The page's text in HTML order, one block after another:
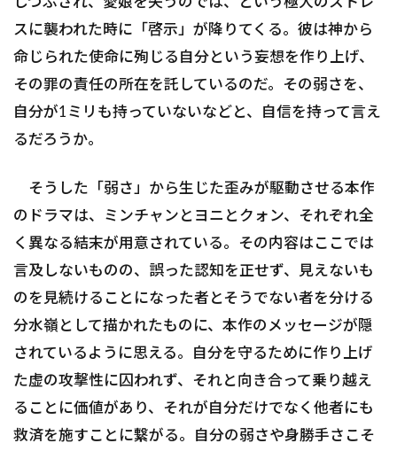
スに襲われた時に「啓示」が降りてくる。彼は神から
命じられた使命に殉じる自分という妄想を作り上げ、
その罪の責任の所在を託しているのだ。その弱さを、
自分が1ミリも持っていないなどと、自信を持って言え
るだろうか。
そうした「弱さ」から生じた歪みが駆動させる本作
のドラマは、ミンチャンとヨニとクォン、それぞれ全
く異なる結末が用意されている。その内容はここでは
言及しないものの、誤った認知を正せず、見えないも
のを見続けることになった者とそうでない者を分ける
分水嶺として描かれたものに、本作のメッセージが隠
されているように思える。自分を守るために作り上げ
た虚の攻撃性に囚われず、それと向き合って乗り越え
ることに価値があり、それが自分だけでなく他者にも
救済を施すことに繋がる。自分の弱さや身勝手さこそ